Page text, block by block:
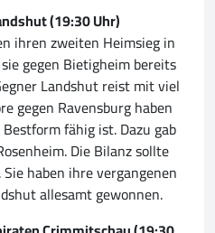
(19:30 Uhr)
ihren zweiten Heimsieg in
gegen Bietigheim bereits
Landshut reist mit viel
gegen Ravensburg haben
fähig ist. Dazu gab
Die Bilanz sollte
haben ihre vergangenen
allesamt gewonnen.